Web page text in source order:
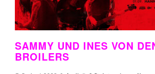
SAMMY UND INES VON
BROILERS